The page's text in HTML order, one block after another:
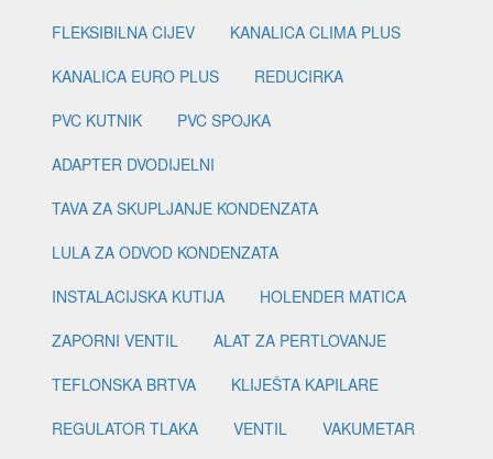
FLEKSIBILNA CIJEV
KANALICA CLIMA PLUS
KANALICA EURO PLUS
REDUCIRKA
PVC KUTNIK
PVC SPOJKA
ADAPTER DVODIJELNI
TAVA ZA SKUPLJANJE KONDENZATA
LULA ZA ODVOD KONDENZATA
INSTALACIJSKA KUTIJA
HOLENDER MATICA
ZAPORNI VENTIL
ALAT ZA PERTLOVANJE
TEFLONSKA BRTVA
KLIJEŠTA KAPILARE
REGULATOR TLAKA
VENTIL
VAKUMETAR